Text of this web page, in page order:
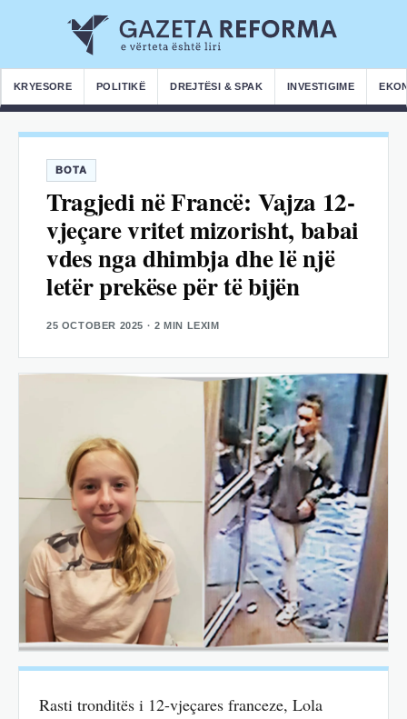
KRYESORE POLITIKË DREJTËSI & SPAK INVESTIGIME
BOTA
Tragjedi në Francë: Vajza 12-
vjeçare vritet mizorisht, babai
vdes nga dhimbja dhe lë një
letër prekëse për të bijën
25 OCTOBER 2025 · 2 MIN LEXIM
Rasti tronditës i 12-vjeçares franceze, Lola